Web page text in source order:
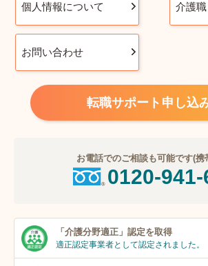
個人情報について 介護
お問い合わせ
転職サポート申し込
お電話でのご相談も可能です(携
0120-941-
「介護分野適正」 認定を取得
適正認定事業者として認定されました。